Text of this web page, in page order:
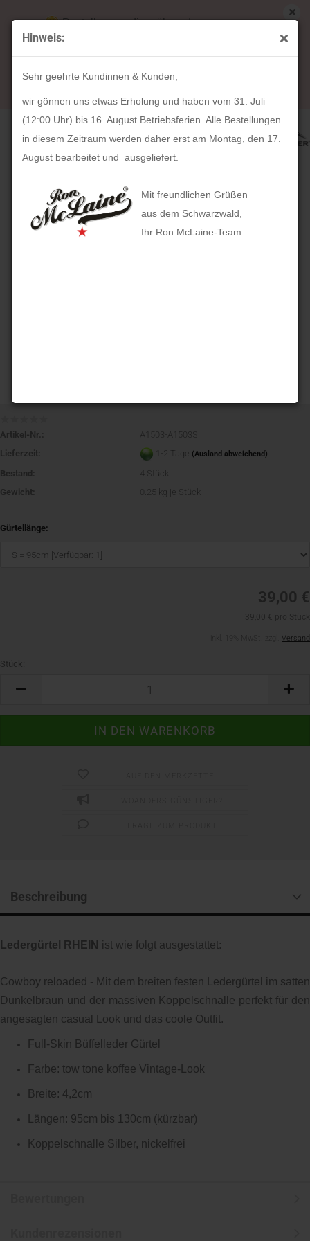
Hinweis:
Sehr geehrte Kundinnen & Kunden,
wir gönnen uns etwas Erholung und haben vom 31. Juli
(12:00 Uhr) bis 16. August Betriebsferien. Alle Bestellungen
in diesem Zeitraum werden daher erst am Montag, den 17.
August bearbeitet und ausgeliefert.
Mit freundlichen Grüßen
aus dem Schwarzwald,
Ihr Ron McLaine-Team
Bestellungen die während unserer
Betriebsferien (31. Juli ab 12:00 Uhr bis 16.
August) aufgegeben werden, werden ab Montag,
17. August bearbeitet und versendet.
« Erster « zurück weiter »
Letzter »
Artikel in dieser Kategorie
Ledergürtel RHEIN (koffee)
Artikel-Nr.:
A1503-A1503S
Lieferzeit:
1-2 Tage (Ausland abweichend)
Bestand: 4
Stück
Gewicht:
kg je Stück
Gürtellänge:
39,00 €
Versand
Stück:
Beschreibung
Ledergürtel RHEIN ist wie folgt ausgestattet:
Cowboy reloaded - Mit dem breiten festen Ledergürtel im satten
Dunkelbraun und der massiven Koppelschnalle perfekt für den
angesagten casual Look und das coole Outfit.
Full-Skin Büffelleder Gürtel
Farbe: tow tone koffee Vintage-Look
Breite: 4,2cm
Längen: 95cm bis 130cm (kürzbar)
Koppelschnalle Silber, nickelfrei